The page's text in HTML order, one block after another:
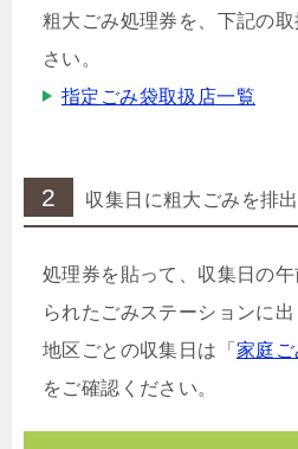
粗大ごみ処理券を、下記の
さい。
指定ごみ袋取扱店一覧
2 収集日に粗大ごみを排出
処理券を貼って、収集日の
られたごみステーションに出
地区ごとの収集日は「 家庭
をご確認ください。